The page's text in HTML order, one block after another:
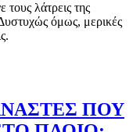
τους λάτρεις της
όμως, μερικές
ΠΟΥ